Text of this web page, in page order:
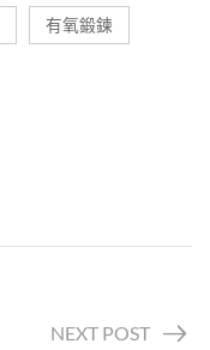
有氧鍛鍊
NEXT POST